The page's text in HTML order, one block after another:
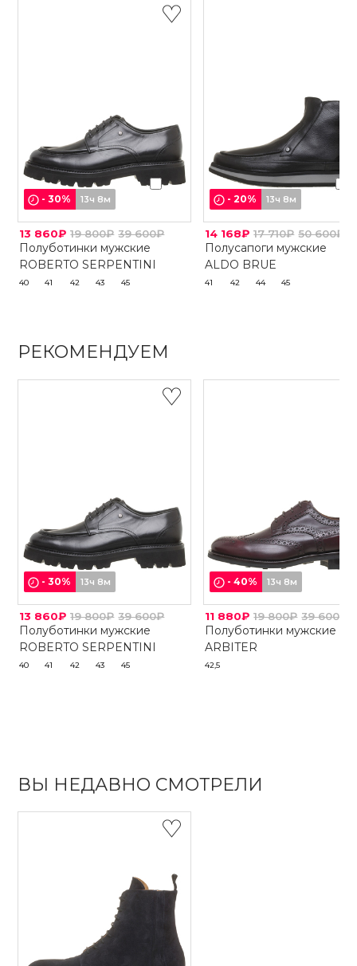
-30% 13ч 8м
13 860₽ 19 800₽ 39 600₽
Полуботинки мужские
ROBERTO SERPENTINI
40 41 42 43 45
-20% 13ч 8м
14 168₽ 17 710₽ 50 600₽
Полусапоги мужские
ALDO BRUE
41 42 44 45
РЕКОМЕНДУЕМ
-30% 13ч 8м
13 860₽ 19 800₽ 39 600₽
Полуботинки мужские
ROBERTO SERPENTINI
40 41 42 43 45
-40% 13ч 8м
11 880₽ 19 800₽ 39 600₽
Полуботинки мужские
ARBITER
42,5
ВЫ НЕДАВНО СМОТРЕЛИ